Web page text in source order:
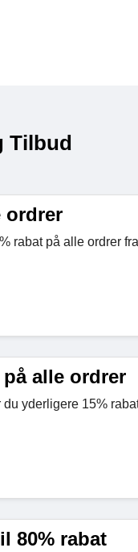
Tilbud
ordrer
rabat på alle ordrer
på alle ordrer
yderligere 15%
80% rabat